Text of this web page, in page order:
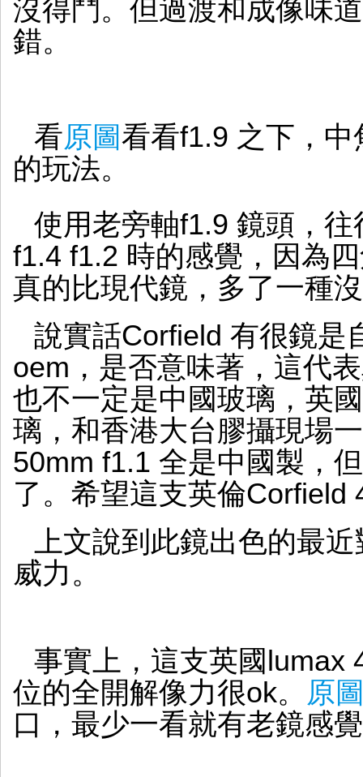
沒得鬥。但過渡和成像味
錯。
看原圖看看f1.9 之下，
的玩法。
使用老旁軸f1.9 鏡頭，
f1.4 f1.2 時的感覺，因為
真的比現代鏡，多了一種
說實話Corfield 有很鏡是
oem，是否意味著，這代
也不一定是中國玻璃，英
璃，和香港大台膠攝現場
50mm f1.1 全是中國製，
了。希望這支英倫Corfield
上文說到此鏡出色的最
威力。
事實上，這支英國lumax
位的全開解像力很ok。 原
口，最少一看就有老鏡感